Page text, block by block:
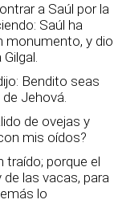
a Saúl por la
Saúl ha
monumento, y dio
Bendito seas
Jehová.
de ovejas y
mis oídos?
traído; porque el
las vacas, para
lo